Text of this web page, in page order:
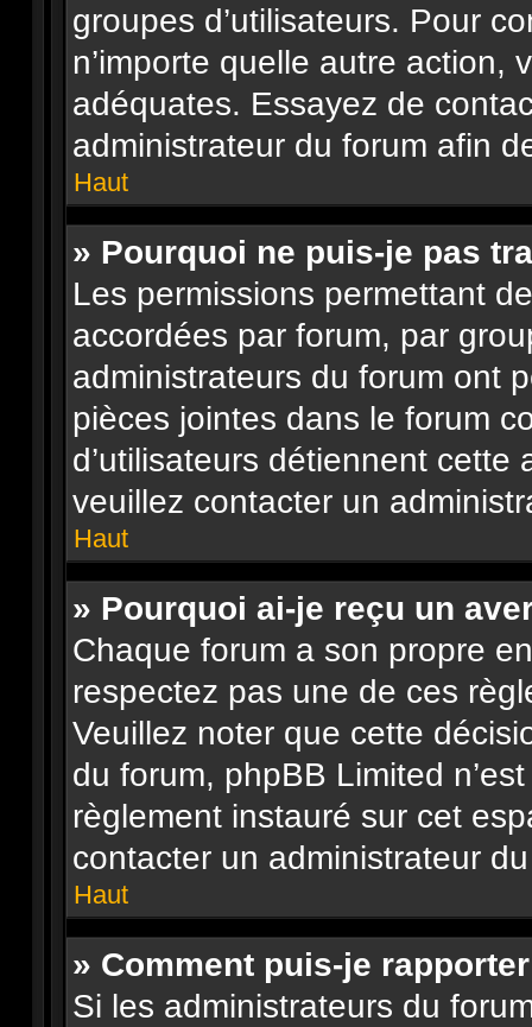
groupes d’utilisateurs. Pour
n’importe quelle autre action,
adéquates. Essayez de
administrateur du forum afin
Haut
» Pourquoi ne puis-je pas
Les permissions permettant
accordées par forum, par
administrateurs du forum ont
pièces jointes dans le forum
d’utilisateurs détiennent cette
veuillez contacter un
Haut
» Pourquoi ai-je reçu un
Chaque forum a son propre
respectez pas une de ces
Veuillez noter que cette
du forum, phpBB Limited
règlement instauré sur cet
contacter un administrateur
Haut
» Comment puis-je
Si les administrateurs du